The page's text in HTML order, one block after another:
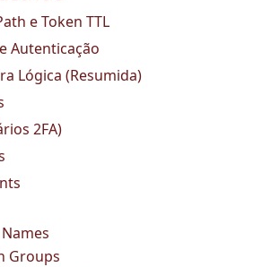
e Token TTL
Autenticação
Lógica (Resumida)
2FA)
Groups